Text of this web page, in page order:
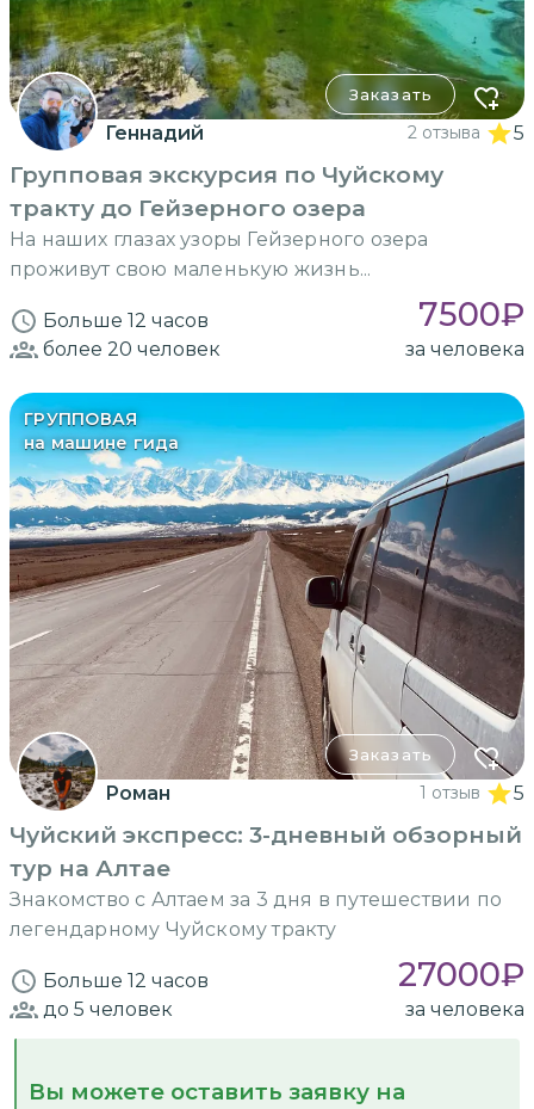
Заказать
Геннадий 2 отзыва 5
Групповая экскурсия по Чуйскому
тракту до Гейзерного озера
На наших глазах узоры Гейзерного озера
проживут свою маленькую жизнь...
Больше 12 часов 7500₽
более 20 человек за человека
ГРУППОВАЯ
на машине гида
Заказать
Роман 1 отзыв 5
Чуйский экспресс: 3-дневный обзорный
тур на Алтае
Знакомство с Алтаем за 3 дня в путешествии по
легендарному Чуйскому тракту
Больше 12 часов 27000₽
до 5 человек за человека
Вы можете оставить заявку на